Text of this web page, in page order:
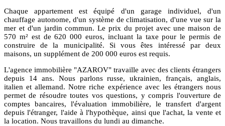
Chaque appartement est équipé d'un garage individuel, d'un
chauffage autonome, d'un système de climatisation, d'une vue sur la
mer et d'un jardin commun. Le prix du projet avec une maison de
570 m² est de 620 000 euros, incluant la taxe pour le permis de
construire de la municipalité. Si vous êtes intéressé par deux
maisons, un supplément de 200 000 euros est requis.
L'agence immobilière "AZAROV" travaille avec des clients étrangers
depuis 14 ans. Nous parlons russe, ukrainien, français, anglais,
italien et allemand. Notre riche expérience avec les étrangers nous
permet de résoudre toutes vos questions, y compris l'ouverture de
comptes bancaires, l'évaluation immobilière, le transfert d'argent
depuis l'étranger, l'aide à l'hypothèque, ainsi que l'achat, la vente et
la location. Nous travaillons du lundi au dimanche.